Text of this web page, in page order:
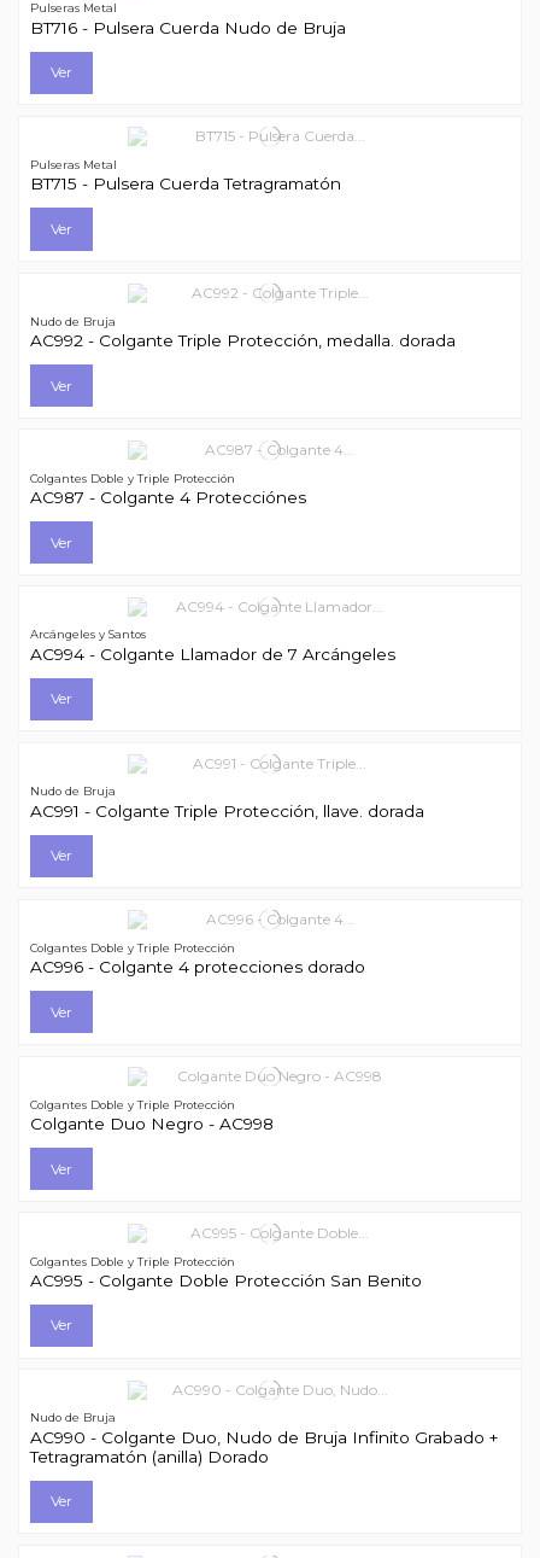
Pulseras Metal
BT716 - Pulsera Cuerda Nudo de Bruja
Ver
Pulseras Metal
BT715 - Pulsera Cuerda Tetragramatón
Ver
Nudo de Bruja
AC992 - Colgante Triple Protección, medalla. dorada
Ver
Colgantes Doble y Triple Protección
AC987 - Colgante 4 Protecciónes
Ver
Arcángeles y Santos
AC994 - Colgante Llamador de 7 Arcángeles
Ver
Nudo de Bruja
AC991 - Colgante Triple Protección, llave. dorada
Ver
Colgantes Doble y Triple Protección
AC996 - Colgante 4 protecciones dorado
Ver
Colgantes Doble y Triple Protección
Colgante Duo Negro - AC998
Ver
Colgantes Doble y Triple Protección
AC995 - Colgante Doble Protección San Benito
Ver
Nudo de Bruja
AC990 - Colgante Duo, Nudo de Bruja Infinito Grabado +
Tetragramatón (anilla) Dorado
Ver